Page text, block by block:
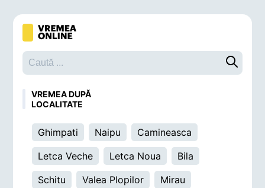
Caută o
VREMEA DUPĂ
LOCALITATE
Ghimpati Naipu
Camineasca
Letca Veche
Letca Noua
Bila
Schitu
Valea Plopilor
Mirau